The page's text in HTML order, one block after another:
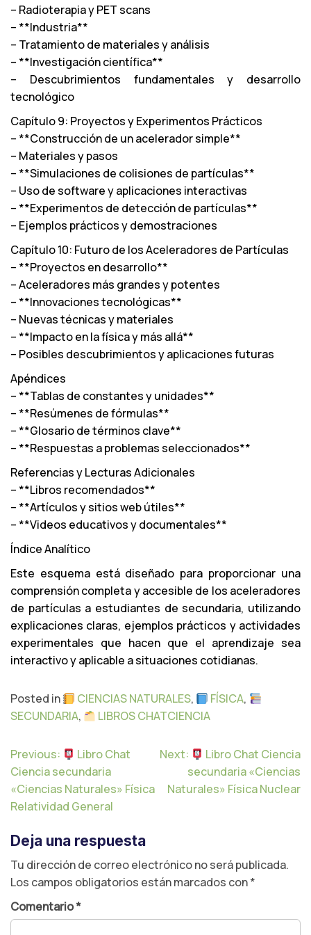
– Radioterapia y PET scans
– **Industria**
– Tratamiento de materiales y análisis
– **Investigación científica**
– Descubrimientos fundamentales y desarrollo
tecnológico
Capítulo 9: Proyectos y Experimentos Prácticos
– **Construcción de un acelerador simple**
– Materiales y pasos
– **Simulaciones de colisiones de partículas**
– Uso de software y aplicaciones interactivas
– **Experimentos de detección de partículas**
– Ejemplos prácticos y demostraciones
Capítulo 10: Futuro de los Aceleradores de Partículas
– **Proyectos en desarrollo**
– Aceleradores más grandes y potentes
– **Innovaciones tecnológicas**
– Nuevas técnicas y materiales
– **Impacto en la física y más allá**
– Posibles descubrimientos y aplicaciones futuras
Apéndices
– **Tablas de constantes y unidades**
– **Resúmenes de fórmulas**
– **Glosario de términos clave**
– **Respuestas a problemas seleccionados**
Referencias y Lecturas Adicionales
– **Libros recomendados**
– **Artículos y sitios web útiles**
– **Videos educativos y documentales**
Índice Analítico
Este esquema está diseñado para proporcionar una
comprensión completa y accesible de los aceleradores
de partículas a estudiantes de secundaria, utilizando
explicaciones claras, ejemplos prácticos y actividades
experimentales que hacen que el aprendizaje sea
interactivo y aplicable a situaciones cotidianas.
Posted in CIENCIAS NATURALES, FÍSICA,
SECUNDARIA, LIBROS CHATCIENCIA
N
a
e
g
c
ó
n
d
e
Previous:
Libro Chat
Ciencia secundaria
«Ciencias Naturales» Física
Relatividad General
Next:
Libro Chat Ciencia
secundaria «Ciencias
Naturales» Física Nuclear
Deja una respuesta
Tu dirección de correo electrónico no será publicada.
Los campos obligatorios están marcados con*
Comentario*